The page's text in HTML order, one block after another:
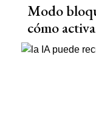
Modo
cómo